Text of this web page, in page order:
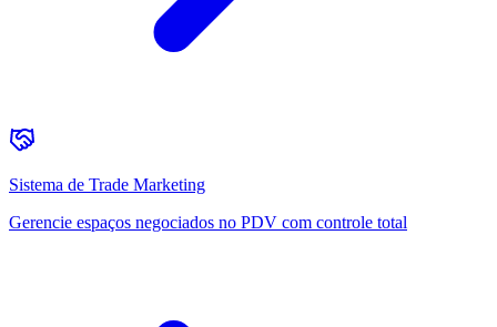
Sistema de Trade Marketing
Gerencie espaços negociados no PDV com controle total